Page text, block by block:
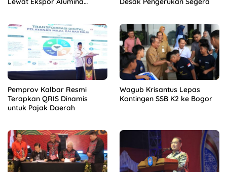
Pemprov Kalbar Resmi
Terapkan QRIS Dinamis
untuk Pajak Daerah
Wagub Krisantus Lepas
Kontingen SSB K2 ke Bogor